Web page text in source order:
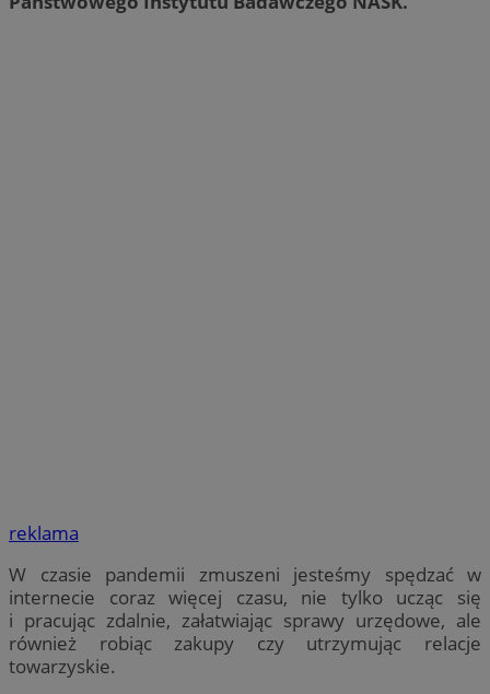
reklama
W czasie pandemii zmuszeni jesteśmy spędzać w
internecie coraz więcej czasu, nie tylko ucząc się
i pracując zdalnie, załatwiając sprawy urzędowe, ale
również robiąc zakupy czy utrzymując relacje
towarzyskie.